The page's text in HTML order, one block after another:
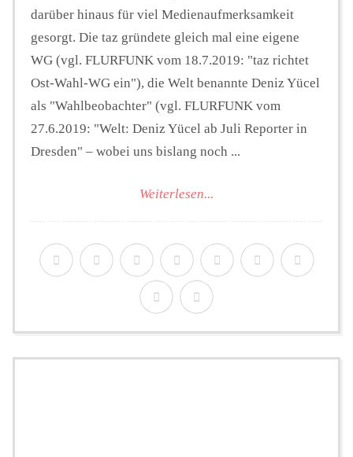
darüber hinaus für viel Medienaufmerksamkeit
gesorgt. Die taz gründete gleich mal eine eigene
WG (vgl. FLURFUNK vom 18.7.2019: "taz richtet
Ost-Wahl-WG ein"), die Welt benannte Deniz Yücel
als "Wahlbeobachter" (vgl. FLURFUNK vom
27.6.2019: "Welt: Deniz Yücel ab Juli Reporter in
Dresden" – wobei uns bislang noch ...
Weiterlesen...